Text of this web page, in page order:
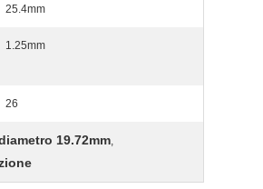
25.4mm
1.25mm
26
19.72mm,